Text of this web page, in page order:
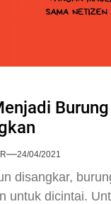
24/04/2021
disangkar,
untuk dicintai.